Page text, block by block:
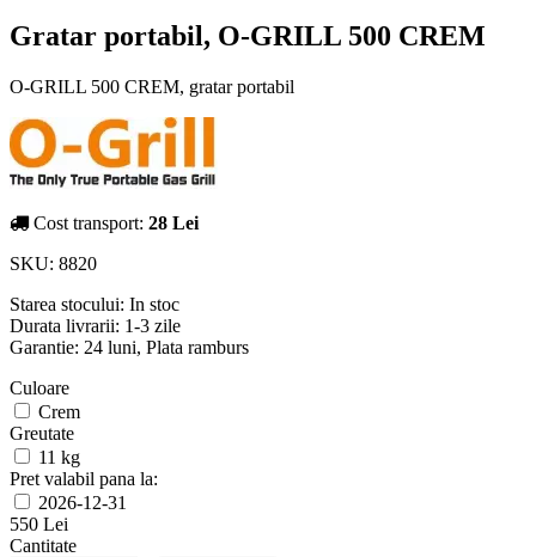
Gratar portabil, O-GRILL 500 CREM
O-GRILL 500 CREM, gratar portabil
Cost transport: 28 Lei
SKU: 8820
Starea stocului: In stoc
Durata livrarii: 1-3 zile
Garantie: 24 luni, Plata ramburs
Culoare
Crem
Greutate
11 kg
Pret valabil pana la:
2026-12-31
550 Lei
Cantitate